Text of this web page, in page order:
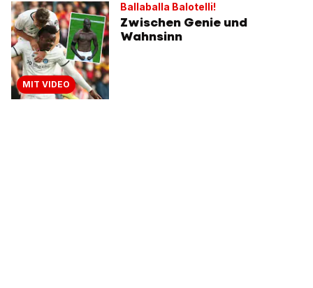
MIT VIDEO
Ballaballa Balotelli!
Zwischen Genie und
Wahnsinn